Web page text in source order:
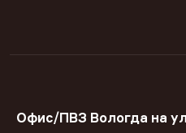
Офис/ПВЗ Вологда на